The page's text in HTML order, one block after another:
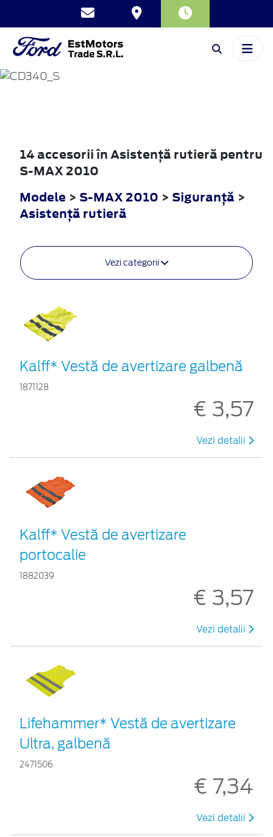
S-MAX
14 accesorii în Asistenţă rutieră pentru
S-MAX 2010
Modele > S-MAX 2010 > Siguranţă >
Asistenţă rutieră
Vezi categorii
Kalff* Vestă de avertizare galbenă
1871128
€ 3,57
Vezi detalii
Kalff* Vestă de avertizare
portocalie
1882039
€ 3,57
Vezi detalii
Lifehammer* Vestă de avertizare
Ultra, galbenă
2471506
€ 7,34
Vezi detalii